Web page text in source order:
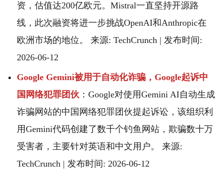
资，估值达200亿欧元。Mistral一直坚持开源路
线，此次融资将进一步挑战OpenAI和Anthropic在
欧洲市场的地位。 来源: TechCrunch | 发布时间:
2026-06-12
Google Gemini被用于自动化诈骗，Google起诉中
国网络犯罪团伙 ：Google对使用Gemini AI自动生成
诈骗网站的中国网络犯罪团伙提起诉讼，该组织利
用Gemini代码创建了数千个钓鱼网站，欺骗数十万
受害者，主要针对英语和中文用户。 来源:
TechCrunch | 发布时间: 2026-06-12